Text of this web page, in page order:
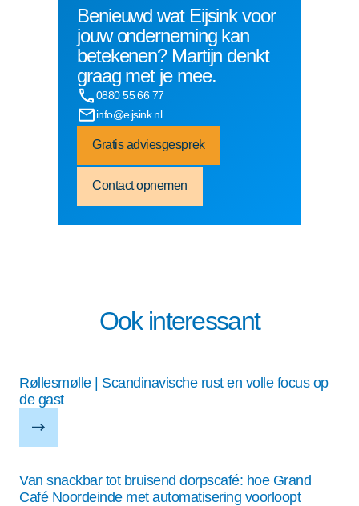
Benieuwd wat Eijsink voor
jouw onderneming kan
betekenen? Martijn denkt
graag met je mee.
0880 55 66 77
info@eijsink.nl
Gratis adviesgesprek
Contact opnemen
Ook interessant
Røllesmølle | Scandinavische rust en volle focus op
de gast
Van snackbar tot bruisend dorpscafé: hoe Grand
Café Noordeinde met automatisering voorloopt